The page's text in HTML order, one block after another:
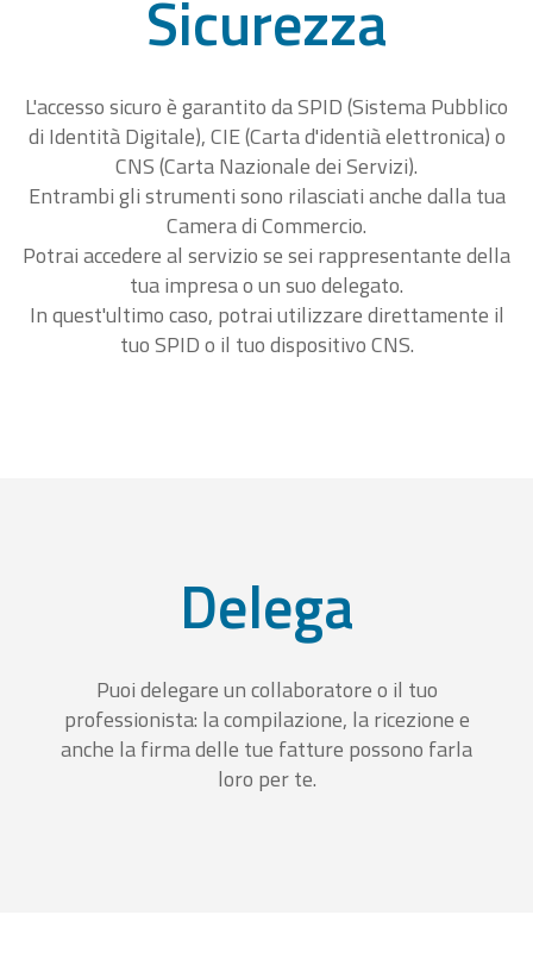
Sicurezza
L'accesso sicuro è garantito da SPID (Sistema Pubblico
di Identità Digitale), CIE (Carta d'identià elettronica) o
CNS (Carta Nazionale dei Servizi).
Entrambi gli strumenti sono rilasciati anche dalla tua
Camera di Commercio.
Potrai accedere al servizio se sei rappresentante della
tua impresa o un suo delegato.
In quest'ultimo caso, potrai utilizzare direttamente il
tuo SPID o il tuo dispositivo CNS.
Delega
Puoi delegare un collaboratore o il tuo
professionista: la compilazione, la ricezione e
anche la firma delle tue fatture possono farla
loro per te.